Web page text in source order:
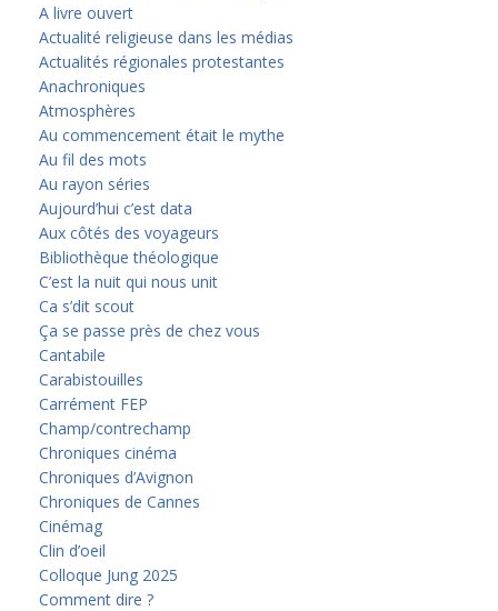
A livre ouvert
Actualité religieuse dans les médias
Actualités régionales protestantes
Anachroniques
Atmosphères
Au commencement était le mythe
Au fil des mots
Au rayon séries
Aujourd’hui c’est data
Aux côtés des voyageurs
Bibliothèque théologique
C’est la nuit qui nous unit
Ca s’dit scout
Ça se passe près de chez vous
Cantabile
Carabistouilles
Carrément FEP
Champ/contrechamp
Chroniques cinéma
Chroniques d’Avignon
Chroniques de Cannes
Cinémag
Clin d’oeil
Colloque Jung 2025
Comment dire ?